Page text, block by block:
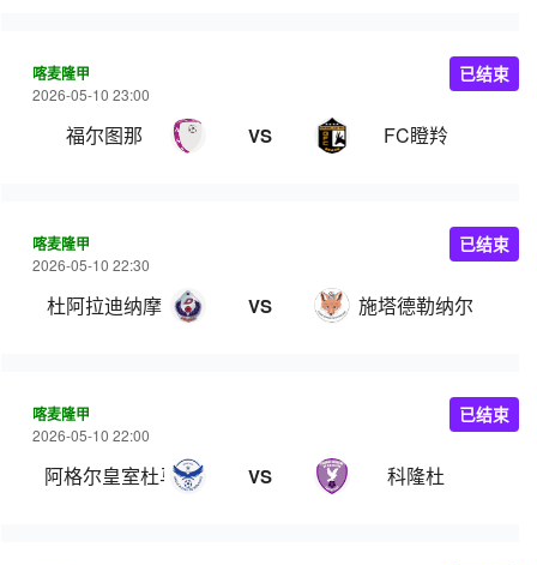
喀麦隆甲
2026-05-10 23:00
福尔图那 VS FC瞪羚
已结束
喀麦隆甲
2026-05-10 22:30
杜阿拉迪纳摩 VS 施塔德勒纳尔
已结束
喀麦隆甲
2026-05-10 22:00
阿格尔皇室杜马 VS 科隆杜
已结束